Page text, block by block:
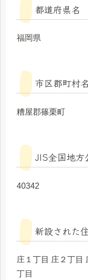
都道府県名
福岡県
市区郡町村名
糟屋郡篠栗町
JIS全国地方
40342
新設された
庄１丁目 庄２丁目
丁目